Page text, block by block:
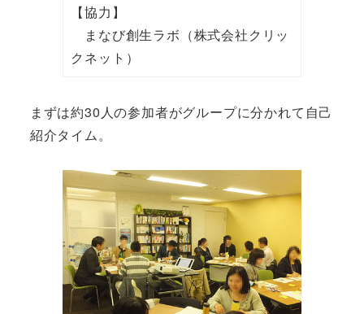
【協力】
まなび創生ラボ（株式会社クリッ
クネット）
まずは約30人の参加者がグループに分かれて自己
紹介タイム。